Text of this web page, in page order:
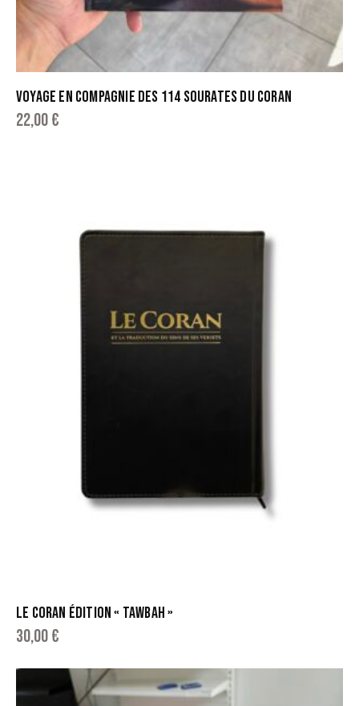
VOYAGE EN COMPAGNIE DES 114 SOURATES DU CORAN
22,00€
LE CORAN ÉDITION « TAWBAH »
30,00€